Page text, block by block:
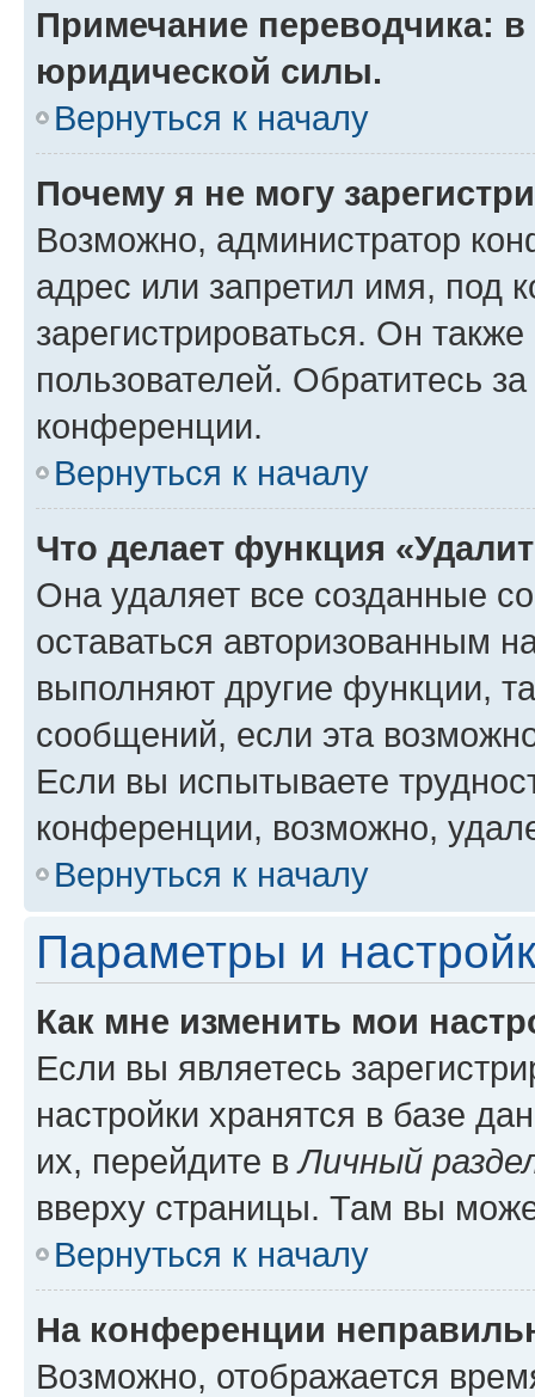
Примечание переводчика:
юридической силы.
Вернуться к началу
Почему я не могу
Возможно, администратор
адрес или запретил имя, под
зарегистрироваться. Он
пользователей. Обратитесь
конференции.
Вернуться к началу
Что делает функция
Она удаляет все созданные
оставаться авторизованным
выполняют другие функции,
сообщений, если эта
Если вы испытываете
конференции, возможно,
Вернуться к началу
Параметры и
Как мне изменить мои
Если вы являетесь
настройки хранятся в базе
их, перейдите вЛичный
вверху страницы. Там вы
Вернуться к началу
На конференции
Возможно, отображается